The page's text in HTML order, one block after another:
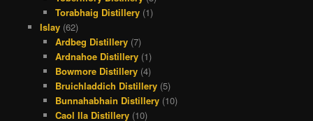
Torabhaig Distillery (1)
Islay(62)
Ardbeg Distillery (7)
Ardnahoe Distillery (1)
Bowmore Distillery (4)
Bruichladdich Distillery (5)
Bunnahabhain Distillery (10)
Caol Ila Distillery (10)